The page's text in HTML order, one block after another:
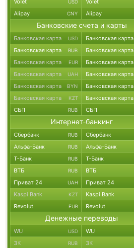
Volet USD Volet
Alipay CNY Alipay
Банковские счета и карты
Банковская карта USD Банковская карта
Банковская карта RUB Банковская карта
Банковская карта EUR Банковская карта
Банковская карта UAH Банковская карта
Банковская карта BYN Банковская карта
Банковская карта KZT Банковская карта
СБП RUB СБП
Интернет-банкинг
Сбербанк RUB Сбербанк
Альфа-Банк RUB Альфа-Банк
Т-Банк RUB Т-Банк
ВТБ RUB ВТБ
Приват 24 UAH Приват 24
Kaspi Bank KZT Kaspi Bank
Revolut EUR Revolut
Денежные переводы
WU USD WU
ЗК RUB ЗК